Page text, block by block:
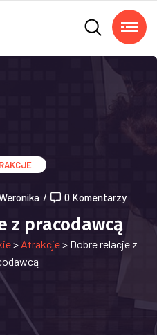
/ 0 Komentarzy
z pracodawcą
> Atrakcje> Dobre relacje z